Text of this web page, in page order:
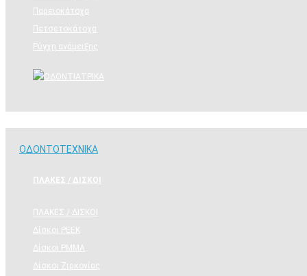
Παρειοκάτοχα
Πετσετοκάτοχα
Ρύγχη ανάμειξης
ΟΔΟΝΤΟΤΕΧΝΙΚΑ
ΠΛΑΚΕΣ / ΔΙΣΚΟΙ
ΠΛΑΚΕΣ / ΔΙΣΚΟΙ
Δίσκοι PEEK
Δίσκοι PMMA
Δίσκοι Ζιρκονίας